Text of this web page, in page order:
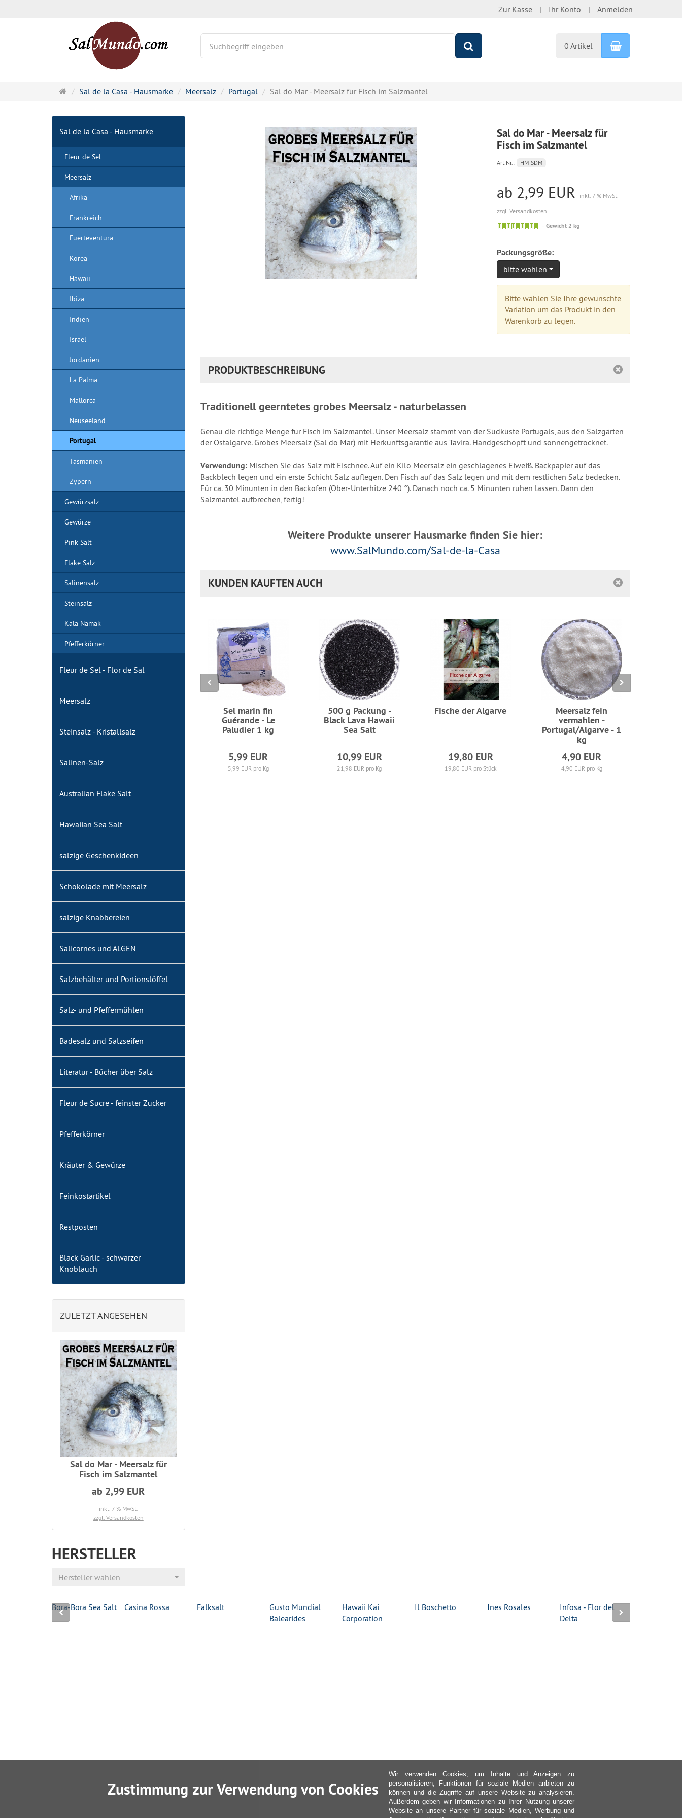
Zur Kasse Ihr Konto Anmelden
0 Artikel Warenkorb
Startseite
Sal de la Casa - Hausmarke Meersalz Portugal Sal do Mar - Meersalz für Fisch im Salzmantel
Sal do Mar - Meersalz für
Fisch im Salzmantel
Art.Nr.: HM-SDM
ab 2,99 EUR
inkl. 7 % MwSt.
zzgl. Versandkosten
Artikel
Gewicht 2 kg
Packungsgröße:
bitte wählen
Bitte wählen Sie Ihre gewünschte
Variation um das Produkt in den
Warenkorb zu legen.
PRODUKTBESCHREIBUNG
Traditionell geerntetes grobes Meersalz - naturbelassen
Genau die richtige Menge für Fisch im Salzmantel. Unser Meersalz stammt von der Südküste Portugals, aus den Salzgärten
der Ostalgarve. Grobes Meersalz (Sal do Mar) mit Herkunftsgarantie aus Tavira. Handgeschöpft und sonnengetrocknet.
Verwendung:Mischen Sie das Salz mit Eischnee. Auf ein Kilo Meersalz ein geschlagenes Eiweiß. Backpapier auf das
Backblech legen und ein erste Schicht Salz auflegen. Den Fisch auf das Salz legen und mit dem restlichen Salz bedecken.
Für ca. 30 Minunten in den Backofen (Ober-Unterhitze 240 °). Danach noch ca. 5 Minunten ruhen lassen. Dann den
Salzmantel aufbrechen, fertig!
Weitere Produkte unserer Hausmarke finden Sie hier:
www.SalMundo.com/Sal-de-la-Casa
KUNDEN KAUFTEN AUCH
Sel marin fin
Guérande - Le
Paludier 1 kg
5,99 EUR
5,99 EUR pro Kg
500 g Packung -
Black Lava Hawaii
Sea Salt
10,99 EUR
21,98 EUR pro Kg
Fische der Algarve
19,80 EUR
19,80 EUR pro Stück
Meersalz fein
vermahlen -
Portugal/Algarve - 1
kg
4,90 EUR
4,90 EUR pro Kg
Sal de la Casa - Hausmarke
Fleur de Sel
Meersalz
Afrika
Frankreich
Fuerteventura
Korea
Hawaii
Ibiza
Indien
Israel
Jordanien
La Palma
Mallorca
Neuseeland
Portugal
Tasmanien
Zypern
Gewürzsalz
Gewürze
Pink-Salt
Flake Salz
Salinensalz
Steinsalz
Kala Namak
Pfefferkörner
Fleur de Sel - Flor de Sal
Meersalz
Steinsalz - Kristallsalz
Salinen-Salz
Australian Flake Salt
Hawaiian Sea Salt
salzige Geschenkideen
Schokolade mit Meersalz
salzige Knabbereien
Salicornes und ALGEN
Salzbehälter und Portionslöffel
Salz- und Pfeffermühlen
Badesalz und Salzseifen
Literatur - Bücher über Salz
Fleur de Sucre - feinster Zucker
Pfefferkörner
Kräuter & Gewürze
Feinkostartikel
Restposten
Black Garlic - schwarzer
Knoblauch
ZULETZT ANGESEHEN
Sal do Mar - Meersalz für
Fisch im Salzmantel
ab 2,99 EUR
inkl. 7 % MwSt.
zzgl. Versandkosten
HERSTELLER
Hersteller wählen
Bora-Bora Sea Salt Casina Rossa Falksalt
Gusto Mundial
Balearides
Hawaii Kai
Corporation
Il Boschetto Ines Rosales
Infosa - Flor del
Delta
Zustimmung zur Verwendung von Cookies
Wir verwenden Cookies, um Inhalte und Anzeigen zu
personalisieren, Funktionen für soziale Medien anbieten zu
können und die Zugriffe auf unsere Website zu analysieren.
Außerdem geben wir Informationen zu Ihrer Nutzung unserer
Website an unsere Partner für soziale Medien, Werbung und